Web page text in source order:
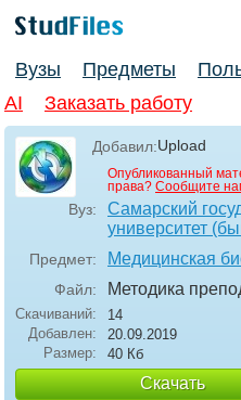
Вузы Предметы
AI
Заказать работу
Добавил:Upload
Опубликованный
права? Сообщите
Вуз:
Самарский
университет
Предмет: Медицинская
Файл: Методика
Скачиваний:
14
Добавлен:
20.09.2019
Размер:
40 Кб
Скачать